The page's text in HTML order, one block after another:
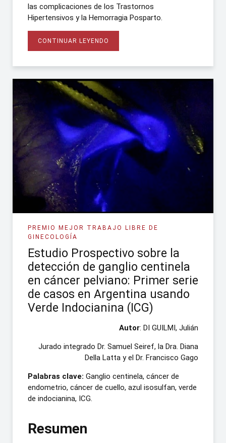
las complicaciones de los Trastornos
Hipertensivos y la Hemorragia Posparto.
CONTINUAR LEYENDO
PREMIO MEJOR TRABAJO LIBRE DE
GINECOLOGÍA
Estudio Prospectivo sobre la
detección de ganglio centinela
en cáncer pelviano: Primer serie
de casos en Argentina usando
Verde Indocianina (ICG)
Autor: DI GUILMI, Julián
Jurado integrado Dr. Samuel Seiref, la Dra. Diana
Della Latta y el Dr. Francisco Gago
Palabras clave: Ganglio centinela, cáncer de
endometrio, cáncer de cuello, azul isosulfan, verde
de indocianina, ICG.
Resumen